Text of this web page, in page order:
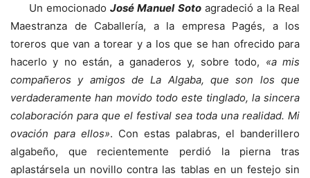
Un emocionadoJosé Manuel Sotoagradeció a la Real
Maestranza de Caballería, a la empresa Pagés, a los
toreros que van a torear y a los que se han ofrecido para
hacerlo y no están, a ganaderos y, sobre todo, «a mis
compañeros y amigos de La Algaba, que son los que
verdaderamente han movido todo este tinglado, la sincera
colaboración para que el festival sea toda una realidad. Mi
ovación para ellos». Con estas palabras, el banderillero
algabeño, que recientemente perdió la pierna tras
aplastársela un novillo contra las tablas en un festejo sin